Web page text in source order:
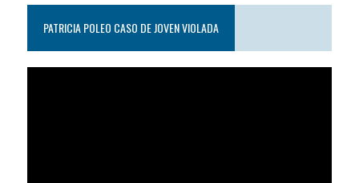
PATRICIA POLEO CASO DE JOVEN VIOLADA